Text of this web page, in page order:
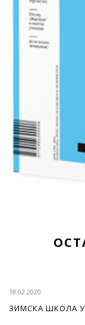
18.02.2020
ЗИМСКА ШКОЛА